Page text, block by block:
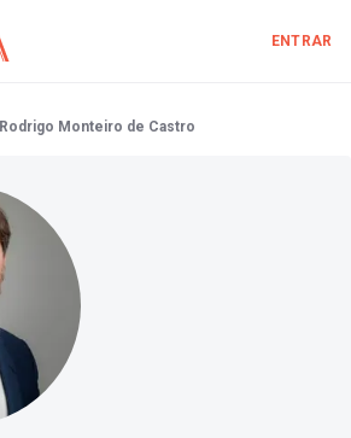
ENTRAR
Rodrigo Monteiro de Castro